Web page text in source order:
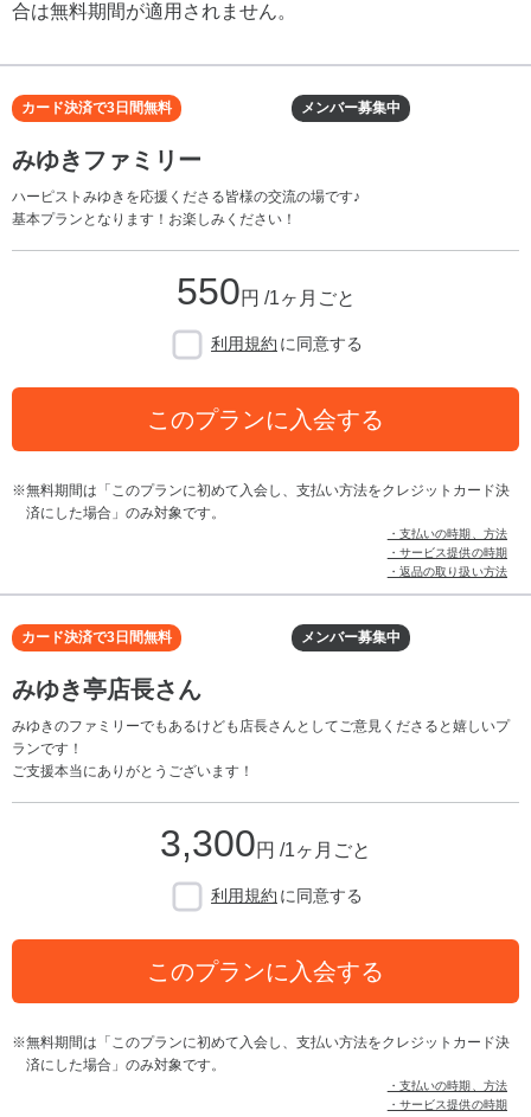
合は無料期間が適用されません。
メンバー募集中
カード決済で3日間無料
みゆきファミリー
ハーピストみゆきを応援くださる皆様の交流の場です♪
基本プランとなります！お楽しみください！
550円 /1ヶ月ごと
利用規約 に同意する
このプランに入会する
無料期間は「このプランに初めて入会し、支払い方法をクレジットカード決
済にした場合」のみ対象です。
・支払いの時期、方法
・サービス提供の時期
・返品の取り扱い方法
メンバー募集中
カード決済で3日間無料
みゆき亭店長さん
みゆきのファミリーでもあるけども店長さんとしてご意見くださると嬉しいプ
ランです！
ご支援本当にありがとうございます！
3,300円 /1ヶ月ごと
利用規約 に同意する
このプランに入会する
無料期間は「このプランに初めて入会し、支払い方法をクレジットカード決
済にした場合」のみ対象です。
・支払いの時期、方法
・サービス提供の時期